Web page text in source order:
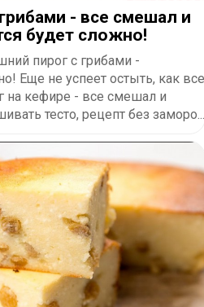
- все смешал и
будет сложно!
пирог с грибами -
Еще не успеет остыть, как все
на кефире - все смешал и
тесто, рецепт без заморо...